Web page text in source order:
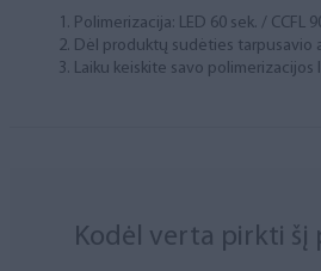
Polimerizacija: LED 60 sek. / CCFL
Dėl produktų sudėties tarpusavio
Laiku keiskite savo polimerizacijos
Kodėl verta pirkti šį